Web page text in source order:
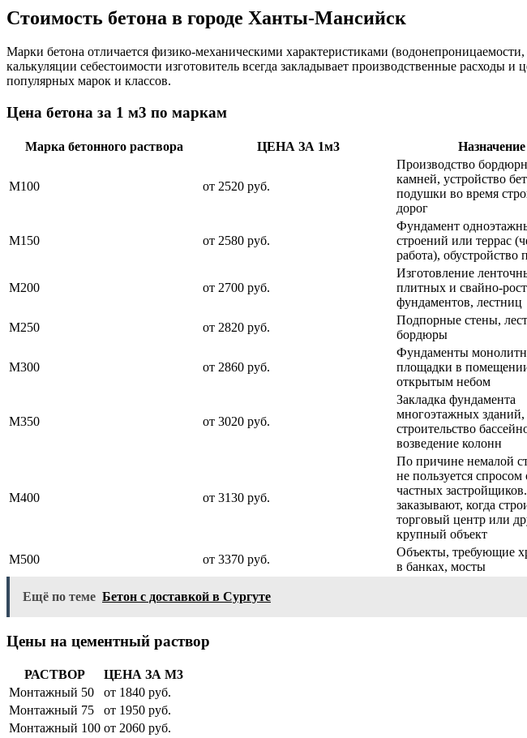
Стоимость бетона в городе Ханты-Мансийск
Марки бетона отличается физико-механическими характеристиками
калькуляции себестоимости изготовитель всегда закладывает производственные
популярных марок и классов.
Цена бетона за 1 м3 по маркам
Марка бетонного раствора ЦЕНА ЗА 1м3 Назначение
М100 от 2520 руб.
Производство
камней, устройство
подушки во время
дорог
М150 от 2580 руб.
Фундамент
строений или террас
работа), обустройство
М200 от 2700 руб.
Изготовление
плитных и свайно-
фундаментов, лестниц
М250
от 2820 руб.
Подпорные стены,
бордюры
М300 от 2860 руб.
Фундаменты
площадки в
открытым небом
М350 от 3020 руб.
Закладка фундамента
многоэтажных зданий,
строительство
возведение колонн
М400 от 3130 руб.
По причине немалой
не пользуется спросом
частных
заказывают, когда
торговый центр или
крупный объект
М500
от 3370 руб.
Объекты, требующие
в банках, мосты
Ещё по теме Бетон с доставкой в Сургуте
Цены на цементный раствор
РАСТВОР
ЦЕНА ЗА М3
Монтажный 50
от 1840 руб.
Монтажный 75
от 1950 руб.
Монтажный 100 от 2060 руб.